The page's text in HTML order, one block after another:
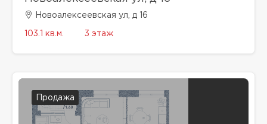
Новоалексеевская ул, д 16
103.1 кв.м. 3 этаж
Продажа